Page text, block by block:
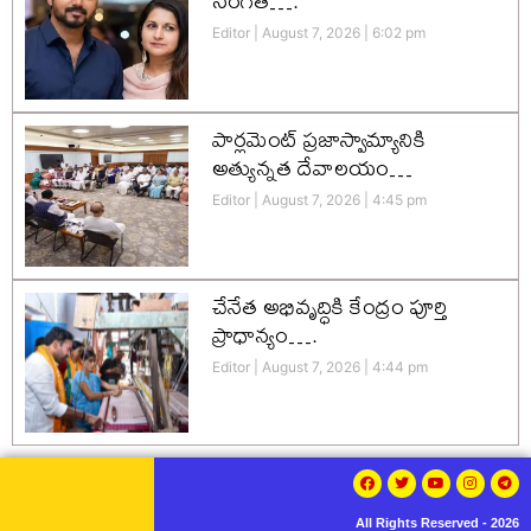
Editor August 7, 2026 6:02 pm
పార్లమెంట్ ప్రజాస్వామ్యానికి
అత్యున్నత దేవాలయం…
Editor August 7, 2026 4:45 pm
చేనేత అభివృద్ధికి కేంద్రం పూర్తి
ప్రాధాన్యం….
Editor August 7, 2026 4:44 pm
All Rights Reserved - 2026